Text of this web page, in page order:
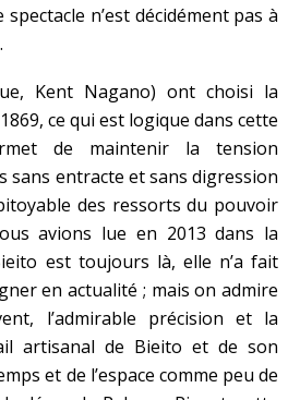
n’est décidément pas à
Kent Nagano) ont choisi la
ce qui est logique dans cette
de maintenir la tension
sans entracte et sans digression
des ressorts du pouvoir
avions lue en 2013 dans la
est toujours là, elle n’a fait
en actualité ; mais on admire
l’admirable précision et la
artisanal de Bieito et de son
et de l’espace comme peu de